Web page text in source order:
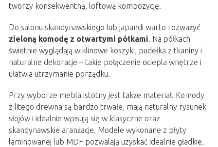
tworzy konsekwentną, loftową kompozycję.
Do salonu skandynawskiego lub japandi warto rozważyć
zieloną komodę z otwartymi półkami. Na półkach
świetnie wyglądają wiklinowe koszyki, pudełka z tkaniny i
naturalne dekoracje – takie połączenie ociepla wnętrze i
ułatwia utrzymanie porządku.
Przy wyborze mebla istotny jest także materiał. Komody
z litego drewna są bardzo trwałe, mają naturalny rysunek
słojów i idealnie wpisują się w klasyczne oraz
skandynawskie aranżacje. Modele wykonane z płyty
laminowanej lub MDF pozwalają uzyskać idealnie gładkie,